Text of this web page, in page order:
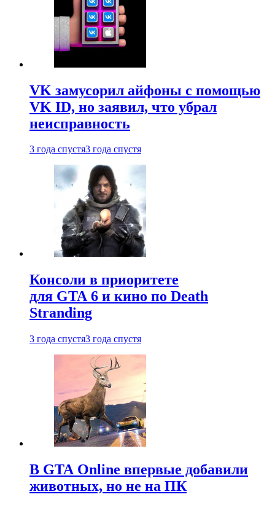
VK замусорил айфоны с помощью
VK ID, но заявил, что убрал
неисправность
3 года спустя3 года спустя
Консоли в приоритете
для GTA 6 и кино по Death
Stranding
3 года спустя3 года спустя
В GTA Online впервые добавили
животных, но не на ПК